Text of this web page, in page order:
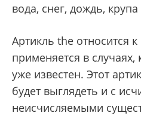
вода, снег, дождь,
Артикль the относится
применяется в случаях,
уже известен. Этот
будет выглядеть и с
неисчисляемыми